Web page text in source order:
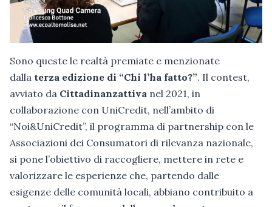
Sono queste le realtà premiate e menzionate
dalla terza edizione di “Chi l’ha fatto?”. Il contest,
avviato da Cittadinanzattiva nel 2021, in
collaborazione con UniCredit, nell’ambito di
“Noi&UniCredit”, il programma di partnership con le
Associazioni dei Consumatori di rilevanza nazionale,
si pone l’obiettivo di raccogliere, mettere in rete e
valorizzare le esperienze che, partendo dalle
esigenze delle comunità locali, abbiano contribuito a